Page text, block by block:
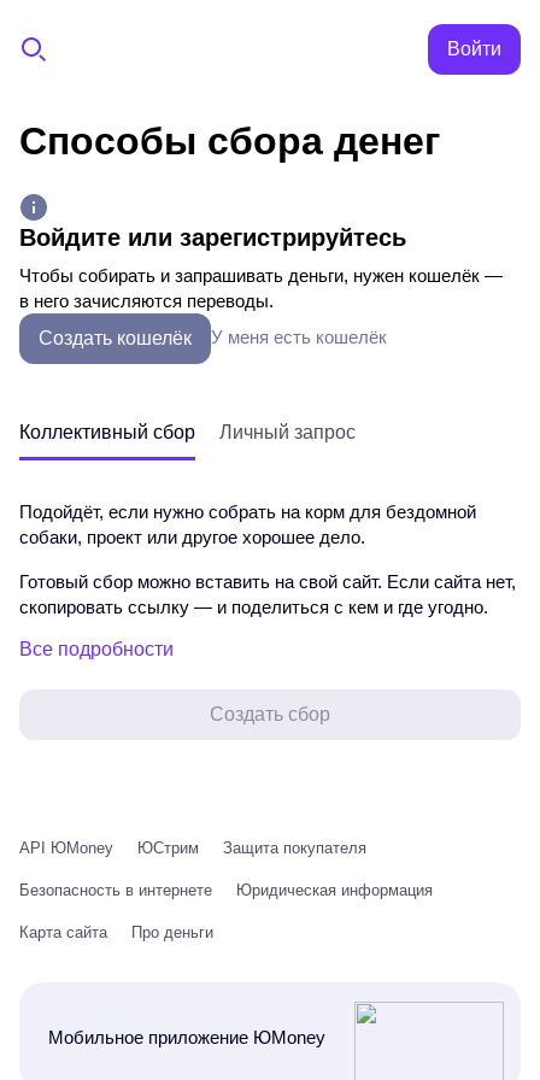
Войти
Способы сбора денег
Войдите или зарегистрируйтесь
Чтобы собирать и запрашивать деньги, нужен кошелёк —
в него зачисляются переводы.
Создать кошелёк
У меня есть кошелёк
Коллективный сбор Личный запрос
Подойдёт, если нужно собрать на корм для бездомной
собаки, проект или другое хорошее дело.
Готовый сбор можно вставить на свой сайт. Если сайта нет,
скопировать ссылку — и поделиться с кем и где угодно.
Все подробности
Создать сбор
API ЮMoney ЮСтрим Защита покупателя
Безопасность в интернете Юридическая информация
Карта сайта Про деньги
Мобильное приложение ЮMoney